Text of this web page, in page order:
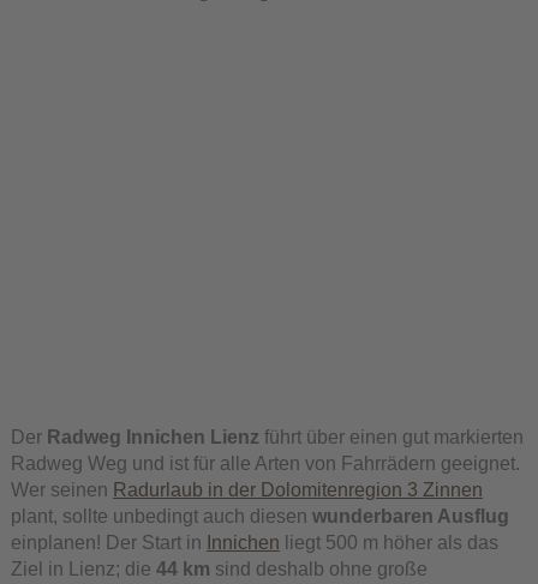
Der Radweg Innichen Lienz führt über einen gut markierten
Radweg Weg und ist für alle Arten von Fahrrädern geeignet.
Wer seinen Radurlaub in der Dolomitenregion 3 Zinnen
plant, sollte unbedingt auch diesen wunderbaren Ausflug
einplanen! Der Start in Innichen liegt 500 m höher als das
Ziel in Lienz; die 44 km sind deshalb ohne große